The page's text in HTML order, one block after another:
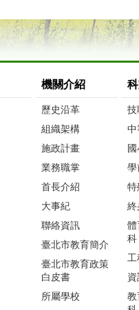
機關介紹
歷史沿革
組織架構
施政計畫
業務職掌
首長介紹
大事紀
聯絡資訊
臺北市教育簡介
臺北市教育政策
白皮書
所屬學校
技
中
學
特
終
體
科
教